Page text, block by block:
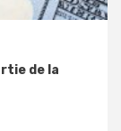
de la